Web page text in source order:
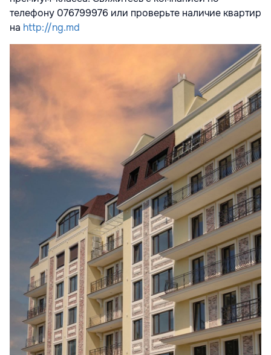
телефону 076799976 или проверьте наличие квартир
на http://ng.md